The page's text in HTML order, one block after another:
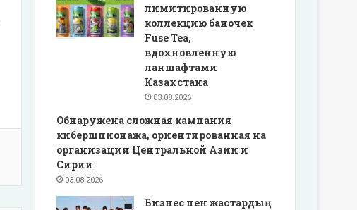
лимитированную
коллекцию баночек
Fuse Tea,
вдохновленную
ланшафтами
Казахстана
03.08.2026
Обнаружена сложная кампания
кибершпионажа, ориентированная на
организации Центральной Азии и
Сирии
03.08.2026
Бизнес пен жастардың